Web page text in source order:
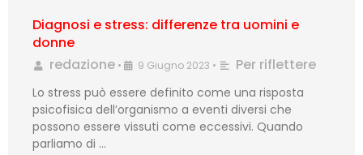
Diagnosi e stress: differenze tra uomini e
donne
redazione • 9 Giugno 2023 • Per riflettere
Lo stress può essere definito come una risposta
psicofisica dell’organismo a eventi diversi che
possono essere vissuti come eccessivi. Quando
parliamo di …